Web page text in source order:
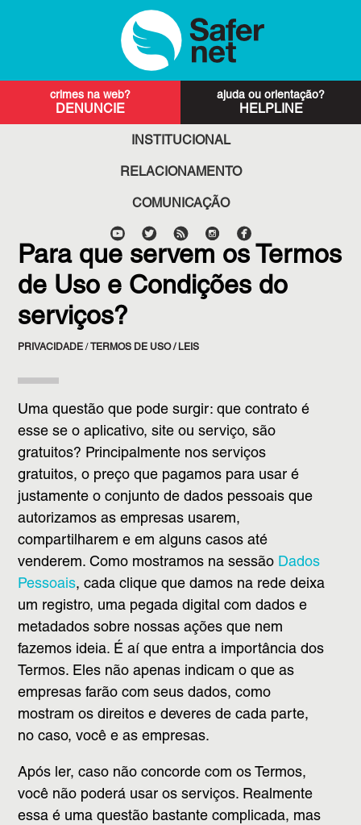
DENUNCIE HELPLINE
INSTITUCIONAL
RELACIONAMENTO
COMUNICAÇÃO
Para que servem os Termos
de Uso e Condições do
serviços?
PRIVACIDADE/ TERMOS DE USO / LEIS
Uma questão que pode surgir: que contrato é
esse se o aplicativo, site ou serviço, são
gratuitos? Principalmente nos serviços
gratuitos, o preço que pagamos para usar é
justamente o conjunto de dados pessoais que
autorizamos as empresas usarem,
compartilharem e em alguns casos até
venderem. Como mostramos na sessão Dados
Pessoais, cada clique que damos na rede deixa
um registro, uma pegada digital com dados e
metadados sobre nossas ações que nem
fazemos ideia. É aí que entra a importância dos
Termos. Eles não apenas indicam o que as
empresas farão com seus dados, como
mostram os direitos e deveres de cada parte,
no caso, você e as empresas.
Após ler, caso não concorde com os Termos,
você não poderá usar os serviços. Realmente
essa é uma questão bastante complicada, mas